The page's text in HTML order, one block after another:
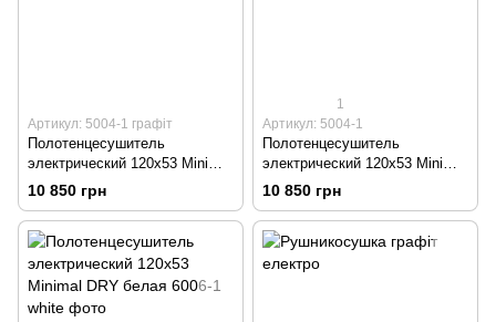
Артикул: 5004-1 графіт
Полотенцесушитель
электрический 120х53 Minimal
DRY графит
10 850 грн
1
Артикул: 5004-1
Полотенцесушитель
электрический 120х53 Minimal
DRY черный
10 850 грн